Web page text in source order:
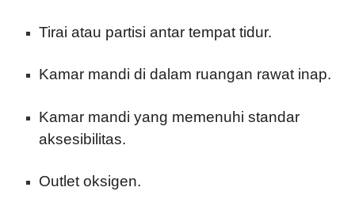
Tirai atau partisi antar tempat tidur.
Kamar mandi di dalam ruangan rawat inap.
Kamar mandi yang memenuhi standar
aksesibilitas.
Outlet oksigen.